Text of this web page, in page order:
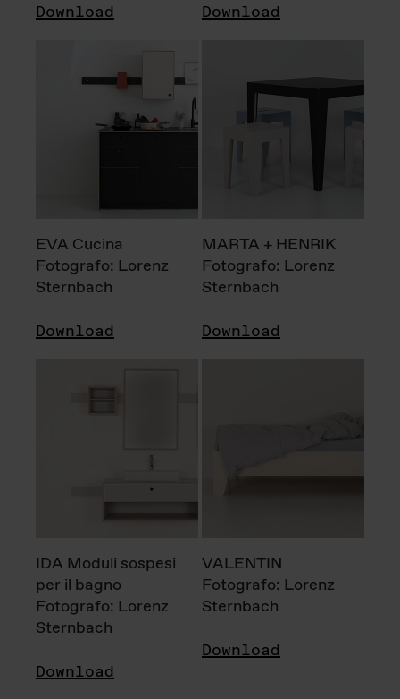
Download Download
EVA Cucina
Fotografo: Lorenz
Sternbach
Download
MARTA + HENRIK
Fotografo: Lorenz
Sternbach
Download
IDA Moduli sospesi
per il bagno
Fotografo: Lorenz
Sternbach
Download
VALENTIN
Fotografo: Lorenz
Sternbach
Download